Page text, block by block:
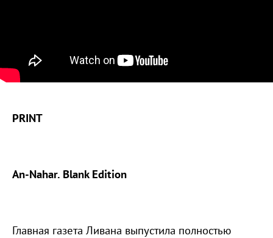
PRINT
An-Nahar. Blank Edition
Главная газета Ливана выпустила полностью